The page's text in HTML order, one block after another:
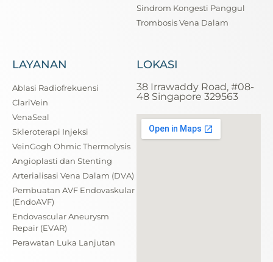
Sindrom Kongesti Panggul
Trombosis Vena Dalam
LAYANAN
Ablasi Radiofrekuensi
ClariVein
VenaSeal
Skleroterapi Injeksi
VeinGogh Ohmic Thermolysis
Angioplasti dan Stenting
Arterialisasi Vena Dalam (DVA)
Pembuatan AVF Endovaskular
(EndoAVF)
Endovascular Aneurysm
Repair (EVAR)
Perawatan Luka Lanjutan
LOKASI
38 Irrawaddy Road, #08-
48 Singapore 329563